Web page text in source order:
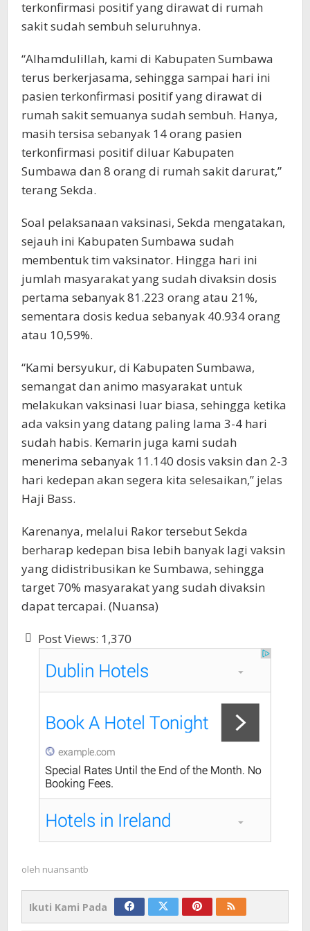
terkonfirmasi positif yang dirawat di rumah
sakit sudah sembuh seluruhnya.
“Alhamdulillah, kami di Kabupaten Sumbawa
terus berkerjasama, sehingga sampai hari ini
pasien terkonfirmasi positif yang dirawat di
rumah sakit semuanya sudah sembuh. Hanya,
masih tersisa sebanyak 14 orang pasien
terkonfirmasi positif diluar Kabupaten
Sumbawa dan 8 orang di rumah sakit darurat,”
terang Sekda.
Soal pelaksanaan vaksinasi, Sekda mengatakan,
sejauh ini Kabupaten Sumbawa sudah
membentuk tim vaksinator. Hingga hari ini
jumlah masyarakat yang sudah divaksin dosis
pertama sebanyak 81.223 orang atau 21%,
sementara dosis kedua sebanyak 40.934 orang
atau 10,59%.
“Kami bersyukur, di Kabupaten Sumbawa,
semangat dan animo masyarakat untuk
melakukan vaksinasi luar biasa, sehingga ketika
ada vaksin yang datang paling lama 3-4 hari
sudah habis. Kemarin juga kami sudah
menerima sebanyak 11.140 dosis vaksin dan 2-3
hari kedepan akan segera kita selesaikan,” jelas
Haji Bass.
Karenanya, melalui Rakor tersebut Sekda
berharap kedepan bisa lebih banyak lagi vaksin
yang didistribusikan ke Sumbawa, sehingga
target 70% masyarakat yang sudah divaksin
dapat tercapai. (Nuansa)
Post Views: 1,370
oleh nuansantb
Ikuti Kami Pada